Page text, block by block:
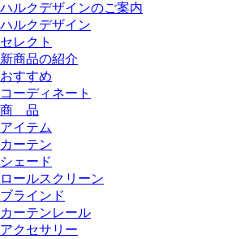
ハルクデザインのご案内
ハルクデザイン
セレクト
新商品の紹介
おすすめ
コーディネート
商 品
アイテム
カーテン
シェード
ロールスクリーン
ブラインド
カーテンレール
アクセサリー